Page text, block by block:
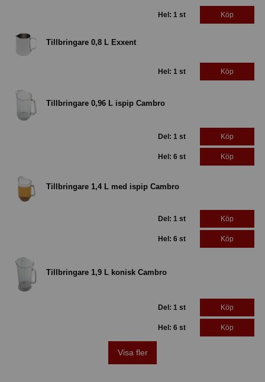
Hel: 1 st Köp
Tillbringare 0,8 L Exxent
Hel: 1 st Köp
Tillbringare 0,96 L ispip Cambro
Del: 1 st Köp
Hel: 6 st Köp
Tillbringare 1,4 L med ispip Cambro
Del: 1 st Köp
Hel: 6 st Köp
Tillbringare 1,9 L konisk Cambro
Del: 1 st Köp
Hel: 6 st Köp
Visa fler